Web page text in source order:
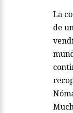
La
de